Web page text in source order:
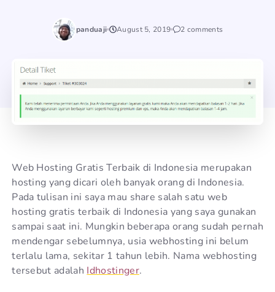
panduaji August 5, 2019 2 comments
Web Hosting Gratis Terbaik di Indonesia merupakan
hosting yang dicari oleh banyak orang di Indonesia.
Pada tulisan ini saya mau share salah satu web
hosting gratis terbaik di Indonesia yang saya gunakan
sampai saat ini. Mungkin beberapa orang sudah pernah
mendengar sebelumnya, usia webhosting ini belum
terlalu lama, sekitar 1 tahun lebih. Nama webhosting
tersebut adalah Idhostinger.